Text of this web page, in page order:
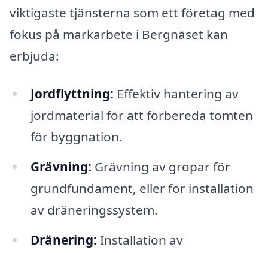
viktigaste tjänsterna som ett företag med
fokus på markarbete i Bergnäset kan
erbjuda:
Jordflyttning: Effektiv hantering av
jordmaterial för att förbereda tomten
för byggnation.
Grävning: Grävning av gropar för
grundfundament, eller för installation
av dräneringssystem.
Dränering: Installation av